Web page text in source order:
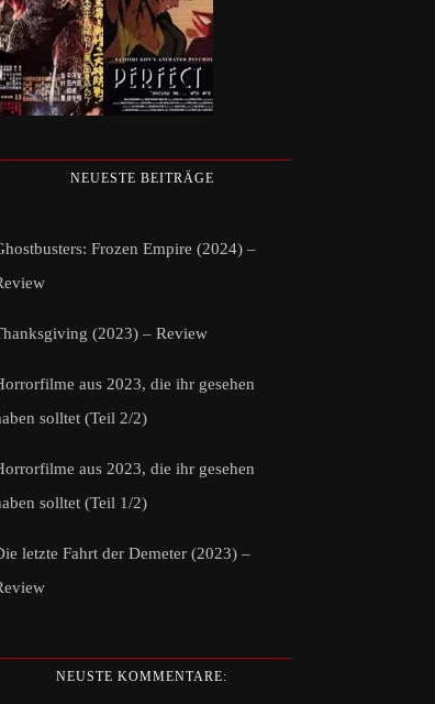
NEUESTE BEITRÄGE
Frozen Empire (2024) –
(2023) – Review
aus 2023, die ihr gesehen
solltet (Teil 2/2)
aus 2023, die ihr gesehen
solltet (Teil 1/2)
letzte Fahrt der Demeter (2023) –
NEUSTE KOMMENTARE: